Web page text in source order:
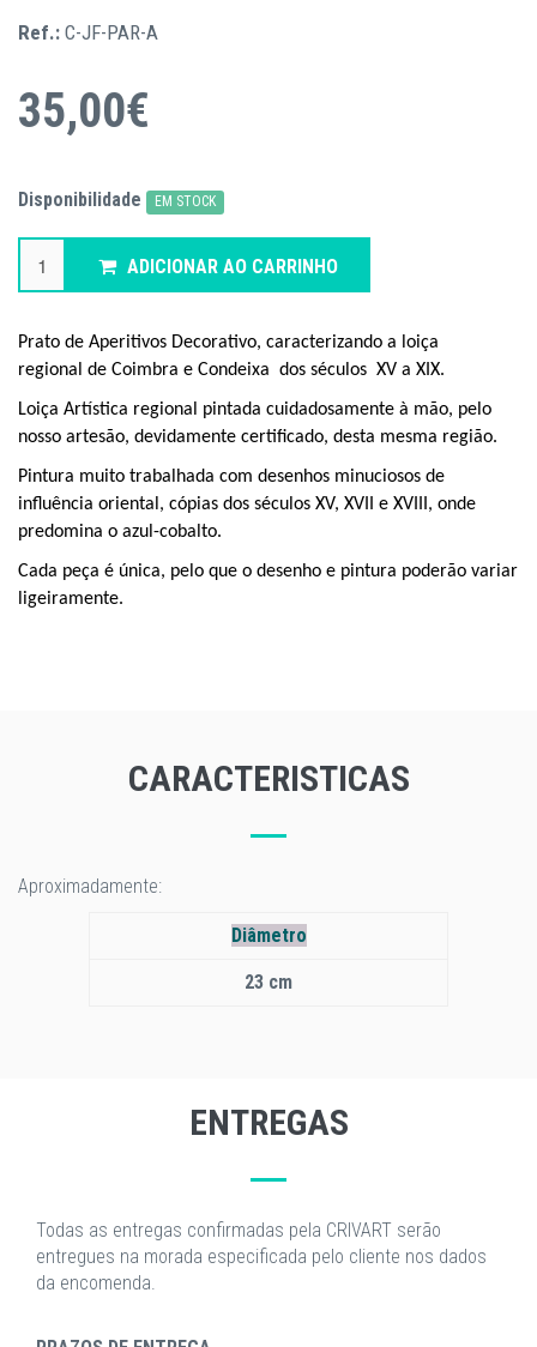
Ref.: C-JF-PAR-A
35,00€
Disponibilidade EM STOCK
ADICIONAR AO CARRINHO
Prato de Aperitivos Decorativo, caracterizando a loiça
regional de Coimbra e Condeixa dos séculos XV a XIX.
Loiça Artística regional pintada cuidadosamente à mão, pelo
nosso artesão, devidamente certificado, desta mesma região.
Pintura muito trabalhada com desenhos minuciosos de
influência oriental, cópias dos séculos XV, XVII e XVIII, onde
predomina o azul-cobalto.
Cada peça é única, pelo que o desenho e pintura poderão variar
ligeiramente.
CARACTERISTICAS
Aproximadamente:
Diâmetro
23 cm
ENTREGAS
Todas as entregas confirmadas pela CRIVART serão
entregues na morada especificada pelo cliente nos dados
da encomenda.